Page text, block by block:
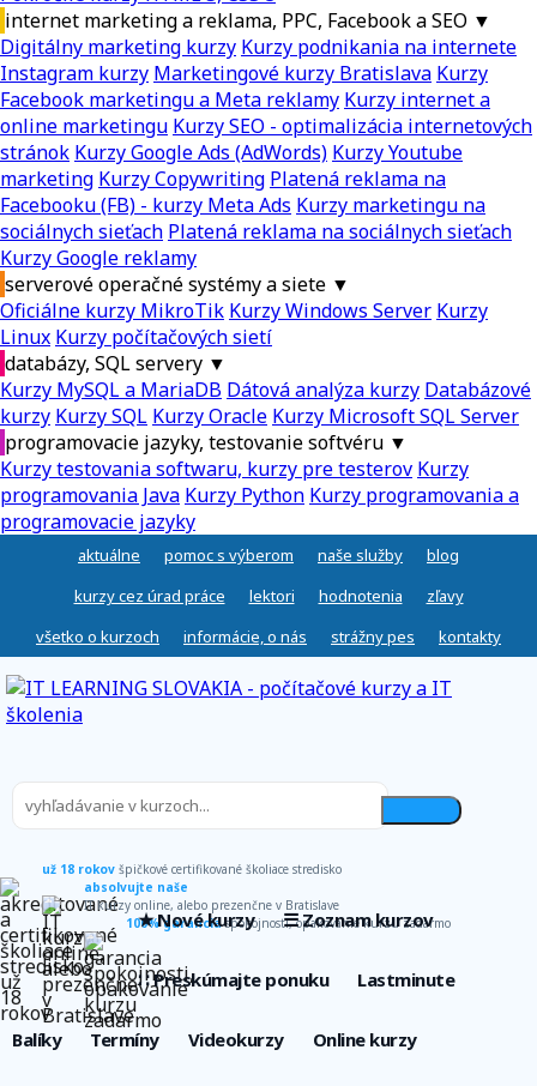
internet marketing a reklama, PPC, Facebook a SEO ▼
Digitálny marketing kurzy Kurzy podnikania na internete
Instagram kurzy Marketingové kurzy Bratislava Kurzy
Facebook marketingu a Meta reklamy Kurzy internet a
online marketingu Kurzy SEO - optimalizácia internetových
stránok Kurzy Google Ads (AdWords) Kurzy Youtube
marketing Kurzy Copywriting Platená reklama na
Facebooku (FB) - kurzy Meta Ads Kurzy marketingu na
sociálnych sieťach Platená reklama na sociálnych sieťach
Kurzy Google reklamy
serverové operačné systémy a siete ▼
Oficiálne kurzy MikroTik Kurzy Windows Server Kurzy
Linux Kurzy počítačových sietí
databázy, SQL servery ▼
Kurzy MySQL a MariaDB Dátová analýza kurzy Databázové
kurzy Kurzy SQL Kurzy Oracle Kurzy Microsoft SQL Server
programovacie jazyky, testovanie softvéru ▼
Kurzy testovania softwaru, kurzy pre testerov Kurzy
programovania Java Kurzy Python Kurzy programovania a
programovacie jazyky
aktuálne pomoc s výberom naše služby
blog
kurzy cez úrad práce
lektori hodnotenia
zľavy
všetko o kurzoch
informácie, o nás strážny pes kontakty
už 18 rokov špičkové certifikované školiace stredisko
absolvujte naše
IT kurzy online, alebo prezenčne v Bratislave
100% garanciaspokojnosti, opakovanie kurzu zadarmo
★ Nové kurzy ☰ Zoznam kurzov
∷ Preskúmajte ponuku Lastminute
Balíky Termíny Videokurzy Online kurzy